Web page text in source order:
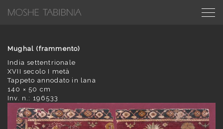
Mughal (frammento)
India settentrionale
XVII secolo I metà
Tappeto annodato in lana
140 × 50 cm
Inv. n.: 196533